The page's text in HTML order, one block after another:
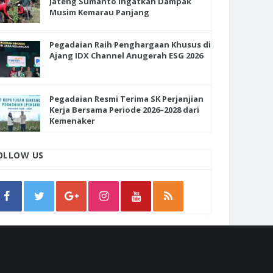
Musim Kemarau Panjang
Pegadaian Raih Penghargaan Khusus di
Ajang IDX Channel Anugerah ESG 2026
Pegadaian Resmi Terima SK Perjanjian
Kerja Bersama Periode 2026–2028 dari
Kemenaker
US